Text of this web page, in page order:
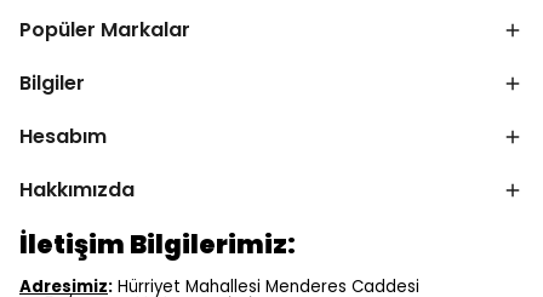
Popüler Markalar
Bilgiler
Hesabım
Hakkımızda
İletişim Bilgilerimiz:
Adresimiz: Hürriyet Mahallesi Menderes Caddesi